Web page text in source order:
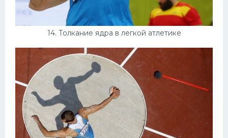
14. Толкание ядра в легкой атлетике